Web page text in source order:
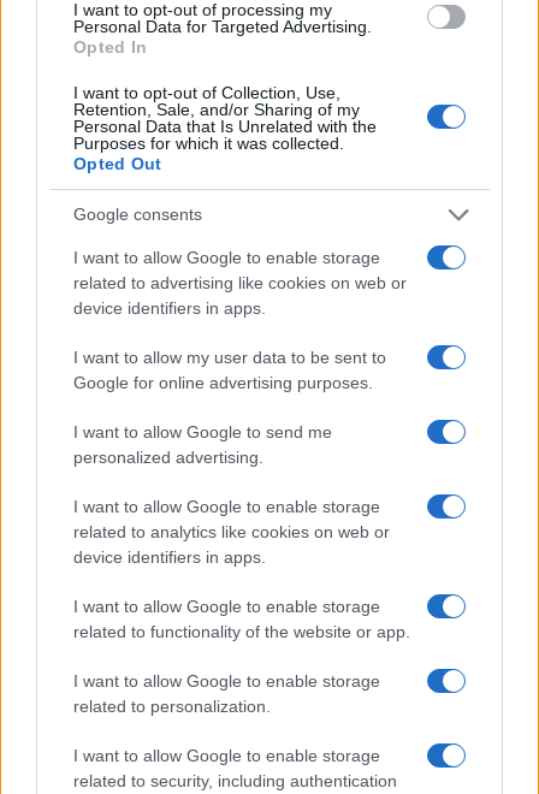
I want to opt-out of processing my
Personal Data for Targeted Advertising.
Opted In
I want to opt-out of Collection, Use,
Retention, Sale, and/or Sharing of my
Personal Data that Is Unrelated with the
Purposes for which it was collected.
Opted Out
Google consents
I want to allow Google to enable storage
related to advertising like cookies on web or
device identifiers in apps.
I want to allow my user data to be sent to
Google for online advertising purposes.
I want to allow Google to send me
personalized advertising.
I want to allow Google to enable storage
related to analytics like cookies on web or
device identifiers in apps.
I want to allow Google to enable storage
related to functionality of the website or app.
I want to allow Google to enable storage
related to personalization.
I want to allow Google to enable storage
related to security, including authentication
Notizie in tempo reale?
GalluraOggi.it
Ricevi le nostre ultime news
daGoogle News
Condividi l'articolo
F
a
ce
b
o
k
T
w
it
te
Pi
n
te
re
st
W
h
at
s
A
p
p
S
a
re
Articolo precedente
Prossimo articolo
NOTIZIE RECENTI
Controlli rafforzati in Costa Smeralda, 20
arresti e 135 denunce